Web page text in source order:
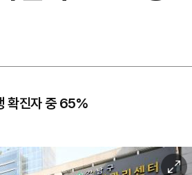
확진자 중 65%
이